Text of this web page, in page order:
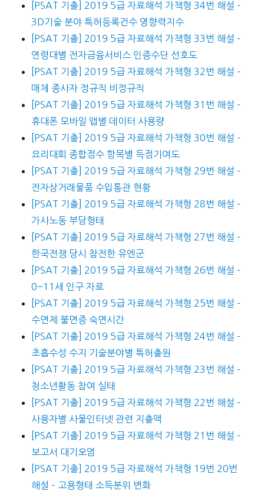
[PSAT 기출] 2019 5급 자료해석 가책형 34번 해설 –
3D기술 분야 특허등록건수 영향력지수
[PSAT 기출] 2019 5급 자료해석 가책형 33번 해설 –
연령대별 전자금융서비스 인증수단 선호도
[PSAT 기출] 2019 5급 자료해석 가책형 32번 해설 –
매체 종사자 정규직 비정규직
[PSAT 기출] 2019 5급 자료해석 가책형 31번 해설 –
휴대폰 모바일 앱별 데이터 사용량
[PSAT 기출] 2019 5급 자료해석 가책형 30번 해설 –
요리대회 종합점수 항목별 득점기여도
[PSAT 기출] 2019 5급 자료해석 가책형 29번 해설 –
전자상거래물품 수입통관 현황
[PSAT 기출] 2019 5급 자료해석 가책형 28번 해설 –
가사노동 부담형태
[PSAT 기출] 2019 5급 자료해석 가책형 27번 해설 –
한국전쟁 당시 참전한 유엔군
[PSAT 기출] 2019 5급 자료해석 가책형 26번 해설 –
0~11세 인구 자료
[PSAT 기출] 2019 5급 자료해석 가책형 25번 해설 –
수면제 불면증 숙면시간
[PSAT 기출] 2019 5급 자료해석 가책형 24번 해설 –
초흡수성 수지 기술분야별 특허출원
[PSAT 기출] 2019 5급 자료해석 가책형 23번 해설 –
청소년활동 참여 실태
[PSAT 기출] 2019 5급 자료해석 가책형 22번 해설 –
사용자별 사물인터넷 관련 지출액
[PSAT 기출] 2019 5급 자료해석 가책형 21번 해설 –
보고서 대기오염
[PSAT 기출] 2019 5급 자료해석 가책형 19번 20번
해설 – 고용형태 소득분위 변화